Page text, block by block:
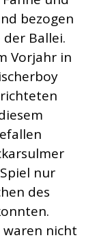
bezogen
der Ballei.
Vorjahr in
nur
des
waren nicht